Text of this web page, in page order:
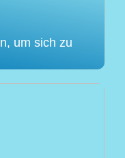
um sich zu